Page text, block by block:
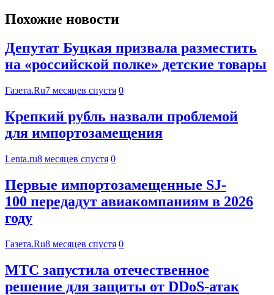
Похожие новости
Депутат Буцкая призвала разместить
на «российской полке» детские товары
Газета.Ru7 месяцев спустя 0
Крепкий рубль назвали проблемой
для импортозамещения
Lenta.ru8 месяцев спустя 0
Первые импортозамещенные SJ-
100 передадут авиакомпаниям в 2026
году
Газета.Ru8 месяцев спустя 0
МТС запустила отечественное
решение для защиты от DDoS-атак